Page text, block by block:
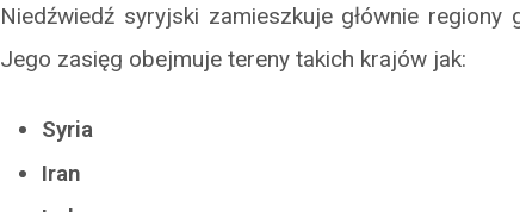
Niedźwiedź syryjski zamieszkuje głównie
Jego zasięg obejmuje tereny takich krajów jak:
Syria
Iran